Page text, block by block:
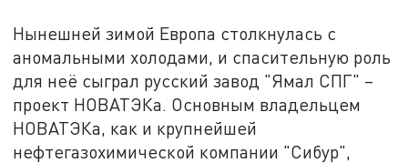
Нынешней зимой Европа столкнулась с
аномальными холодами, и спасительную роль
для неё сыграл русский завод "Ямал СПГ" –
проект НОВАТЭКа. Основным владельцем
НОВАТЭКа, как и крупнейшей
нефтегазохимической компании "Сибур",